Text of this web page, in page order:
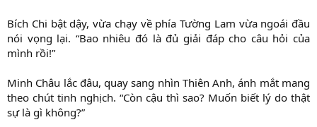
Bích Chi bật dậy, vừa chạy về phía Tường Lam vừa ngoái đầu
nói vọng lại. “Bao nhiêu đó là đủ giải đáp cho câu hỏi của
mình rồi!”
Minh Châu lắc đâu, quay sang nhìn Thiên Anh, ánh mắt mang
theo chút tinh nghịch. “Còn cậu thì sao? Muốn biết lý do thật
sự là gì không?”